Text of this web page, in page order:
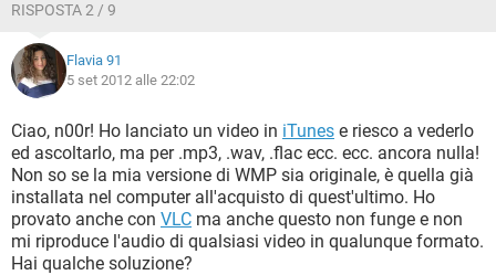
RISPOSTA 2 / 9
Flavia 91
5 set 2012 alle 22:02
Ciao, n00r! Ho lanciato un video in iTunes e riesco a vederlo
ed ascoltarlo, ma per .mp3, .wav, .flac ecc. ecc. ancora nulla!
Non so se la mia versione di WMP sia originale, è quella già
installata nel computer all'acquisto di quest'ultimo. Ho
provato anche con VLC ma anche questo non funge e non
mi riproduce l'audio di qualsiasi video in qualunque formato.
Hai qualche soluzione?